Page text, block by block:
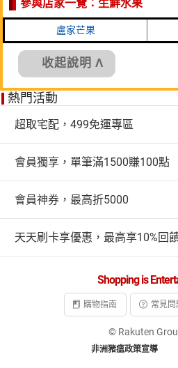
參與店家一覽：生鮮水果
盧家芒果
收起說明 Λ
熱門活動
超取宅配，499免運專區
會員獨享，單筆滿1500賺100點
會員神券，最高折5000
天天刷卡享優惠，最高享10%回
Shopping is
購物指南 常見問
© Rakuten
非洲豬瘟政策宣導